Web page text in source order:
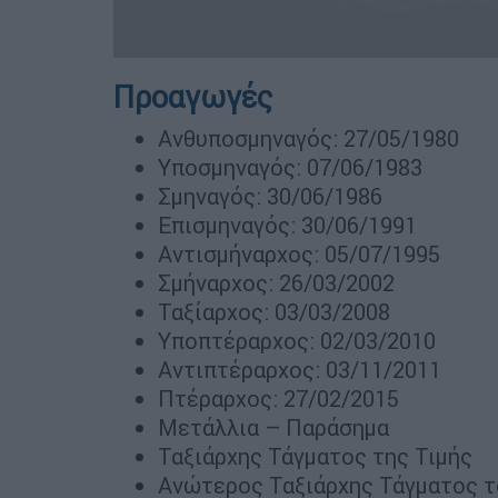
Προαγωγές
Ανθυποσμηναγός: 27/05/1980
Υποσμηναγός: 07/06/1983
Σμηναγός: 30/06/1986
Επισμηναγός: 30/06/1991
Αντισμήναρχος: 05/07/1995
Σμήναρχος: 26/03/2002
Ταξίαρχος: 03/03/2008
Υποπτέραρχος: 02/03/2010
Αντιπτέραρχος: 03/11/2011
Πτέραρχος: 27/02/2015
Μετάλλια – Παράσημα
Ταξιάρχης Τάγματος της Τιμής
Ανώτερος Ταξιάρχης Τάγματος